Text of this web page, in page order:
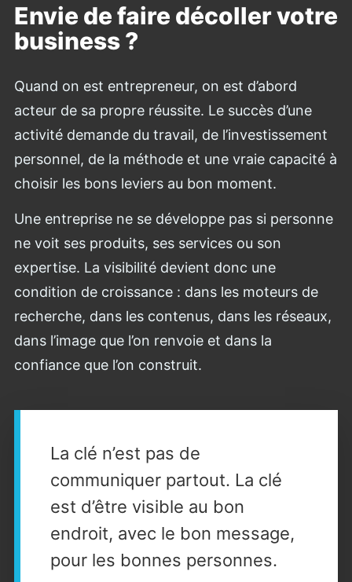
Envie de faire décoller votre
business ?
Quand on est entrepreneur, on est d’abord
acteur de sa propre réussite. Le succès d’une
activité demande du travail, de l’investissement
personnel, de la méthode et une vraie capacité à
choisir les bons leviers au bon moment.
Une entreprise ne se développe pas si personne
ne voit ses produits, ses services ou son
expertise. La visibilité devient donc une
condition de croissance : dans les moteurs de
recherche, dans les contenus, dans les réseaux,
dans l’image que l’on renvoie et dans la
confiance que l’on construit.
La clé n’est pas de
communiquer partout. La clé
est d’être visible au bon
endroit, avec le bon message,
pour les bonnes personnes.